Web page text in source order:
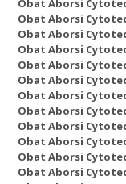
Obat Aborsi
Obat Aborsi Cytotec
Obat Aborsi Cytotec
Obat Aborsi Cytotec
Obat Aborsi Cytotec
Obat Aborsi
Obat Aborsi Cytotec
Obat Aborsi Cytotec
Obat Aborsi Cytotec
Obat Aborsi Cytotec
Obat Aborsi Cytotec